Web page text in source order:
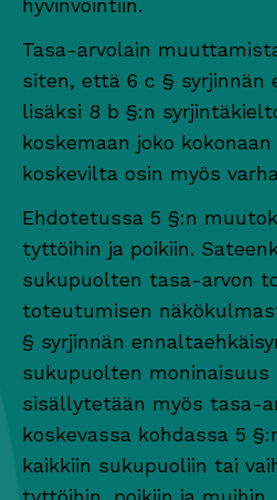
hyvinvointiin.
Tasa-arvolain
siten, että 6 c § syrjinnän
lisäksi 8 b §:n
koskemaan joko
koskevilta osin myös
Ehdotetussa 5 §:n
tyttöihin ja poikiin.
sukupuolten tasa-arvon
toteutumisen
§ syrjinnän
sukupuolten moninaisuus
sisällytetään myös tasa-
koskevassa kohdassa 5
kaikkiin sukupuoliin tai